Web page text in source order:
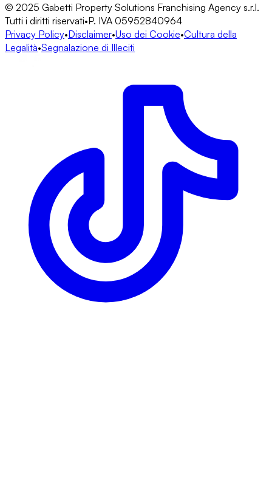
© 2025 Gabetti Property Solutions Franchising Agency s.r.l.
Tutti i diritti riservati•P. IVA 05952840964
Privacy Policy•Disclaimer•Uso dei Cookie•Cultura della
Legalità•Segnalazione di Illeciti